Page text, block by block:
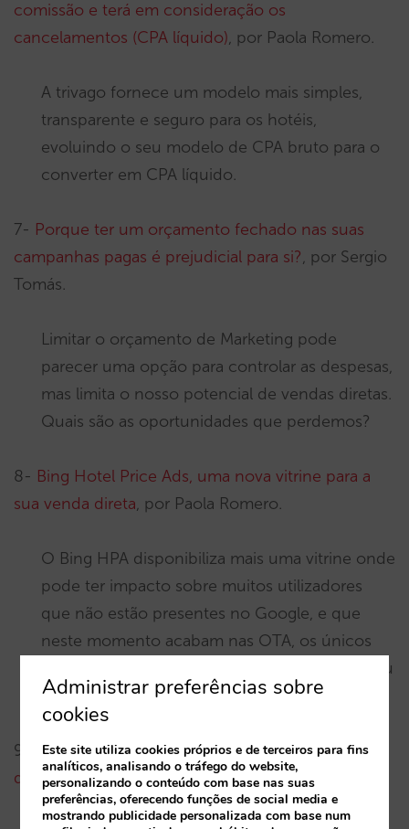
comissão e terá em consideração os
cancelamentos (CPA líquido), por Paola Romero.
A trivago fornece um modelo mais simples,
transparente e seguro para os hotéis,
evoluindo o seu modelo de CPA bruto para o
converter em CPA líquido.
7- Porque ter um orçamento fechado nas suas
campanhas pagas é prejudicial para si?, por Sergio
Tomás.
Limitar o orçamento de Marketing pode
parecer uma opção para controlar as despesas,
mas limita o nosso potencial de vendas diretas.
Quais são as oportunidades que perdemos?
8- Bing Hotel Price Ads, uma nova vitrine para a
sua venda direta, por Paola Romero.
O Bing HPA disponibiliza mais uma vitrine onde
pode ter impacto sobre muitos utilizadores
que não estão presentes no Google, e que
neste momento acabam nas OTA, os únicos
canais que estão atualmente a licitar para o seu
hotel.
9-
Conheça e tire o máximo partido dos seus
dados de procura, por Pablo Sánchez.
Administrar preferências sobre
cookies
Este site utiliza cookies próprios e de terceiros para fins
analíticos, analisando o tráfego do website,
personalizando o conteúdo com base nas suas
preferências, oferecendo funções de social media e
mostrando publicidade personalizada com base num